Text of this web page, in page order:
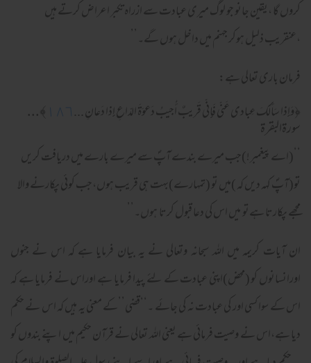
کروں گا ،یقین جانو جو لوگ میری عبادت سے ازراہ تکبر اعراض کرتے ہیں
،عنقریب ذلیل ہوکر جہنم میں داخل ہوں گے۔’’
فرمان باری تعالی ہے:
وَإِذا سَأَلَكَ عِبادى عَنّى فَإِنّى قَر‌يبٌ أُجيبُ دَعوَةَ الدّاعِ إِذا دَعانِ ...١٨٦ ﴾...
سورةالبقرة
‘‘(اے پیغمبر!)جب میرے بندے آپؐ سے میرے بارے میں دریافت کریں
تو(آپؐ کہہ دیں کہ )میں تو (تمہارے)بہت ہی قریب ہوں،جب کوئی پکارنے والا
مجھے پکارتا ہےتو میں اس کی دعا قبول کرتا ہوں۔’’
ان آیات کریمہ میں اللہ سبحانہ وتعالی نے یہ بیان فرمایا ہے کہ اس نے جنوں
اورانسانوں کو (محض)اپنی عبادت کے لئے پیدا فرمایا ہے اوراس نے فرمایا ہے کہ
اس کے سوا کسی اور کی عبادت نہ کی جائے ۔‘‘قضی’’کے معنی یہ ہیں کہ اس نے حکم
دیا ہے،اس نے وصیت فرمائی ہے یعنی اللہ تعالی نے قرآن حکیم میں اپنے بندوں کو